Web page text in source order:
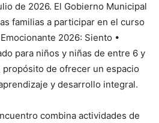
de 2026. El Gobierno Municipal
familias a participar en el curso
2026: Siento •
para niños y niñas de entre 6 y
propósito de ofrecer un espacio
y desarrollo integral.
combina actividades de